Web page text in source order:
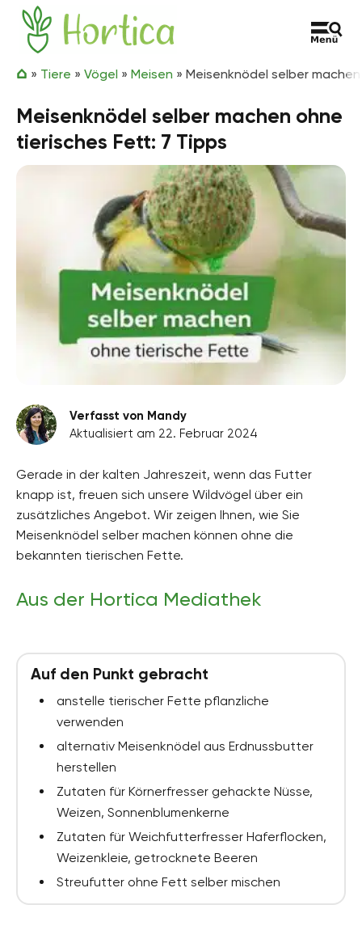
Zum Inhalt springen
Hortica
» Tiere » Vögel » Meisen » Meisenknödel selber
Meisenknödel selber machen ohne
tierisches Fett: 7 Tipps
Verfasst von Mandy
Aktualisiert am 22. Februar 2024
Gerade in der kalten Jahreszeit, wenn das Futter
knapp ist, freuen sich unsere Wildvögel über ein
zusätzliches Angebot. Wir zeigen Ihnen, wie Sie
Meisenknödel selber machen können ohne die
bekannten tierischen Fette.
Aus der Hortica Mediathek
Auf den Punkt gebracht
anstelle tierischer Fette pflanzliche
verwenden
alternativ Meisenknödel aus Erdnussbutter
herstellen
Zutaten für Körnerfresser gehackte Nüsse,
Weizen, Sonnenblumenkerne
Zutaten für Weichfutterfresser Haferflocken,
Weizenkleie, getrocknete Beeren
Streufutter ohne Fett selber mischen